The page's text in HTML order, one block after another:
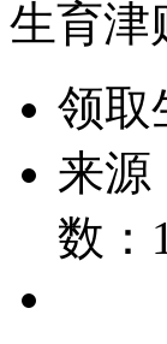
生育津
领取
来源
数：